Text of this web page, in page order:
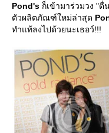
Pond's ก็เข้ามาร่วมวง "ตื่
ตัวผลิตภัณฑ์ใหม่ล่าสุด
ทำแท้ลงไปด้วยนะเธอว์!!!